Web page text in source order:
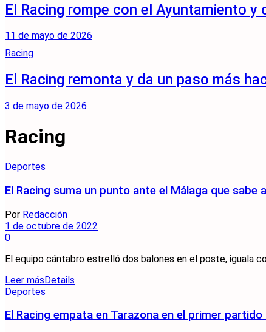
El Racing rompe con el Ayuntamiento
11 de mayo de 2026
Racing
El Racing remonta y da un paso más
3 de mayo de 2026
Racing
Deportes
El Racing suma un punto ante el Málaga que sabe
Por Redacción
1 de octubre de 2022
0
El equipo cántabro estrelló dos balones en el poste, iguala
Leer másDetails
Deportes
El Racing empata en Tarazona en el primer